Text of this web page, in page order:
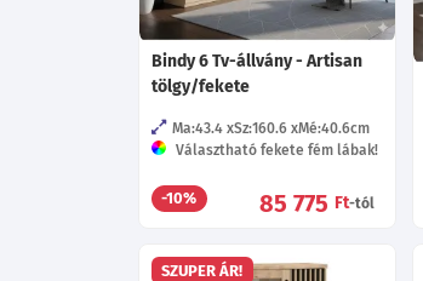
Bindy 6 Tv-állvány - Artisan
tölgy/fekete
Ma:43.4 Sz:160.6 Mé:40.6cm
Választható fekete fém lábak!
-10% 85 775 Ft-tól
SZUPER ÁR!